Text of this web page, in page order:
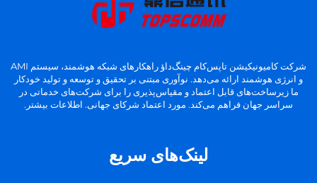
شرکت کامیونیکیشن تاپس‌کام چینگ‌داؤ راهکارهای شبکه هوشمند، سیستم AMI
و انرژی هوشمند ارائه می‌دهد. نوآوری مبتنی بر تحقیق و توسعه و تولید خودکار
ما زیرساخت‌های قابل اعتماد و مقیاس‌پذیری را برای شرکت‌های خدماتی در
سراسر جهان فراهم می‌کند. مورد اعتماد شرکای جهانی. اطلاعات بیشتر.
لینک‌های سریع